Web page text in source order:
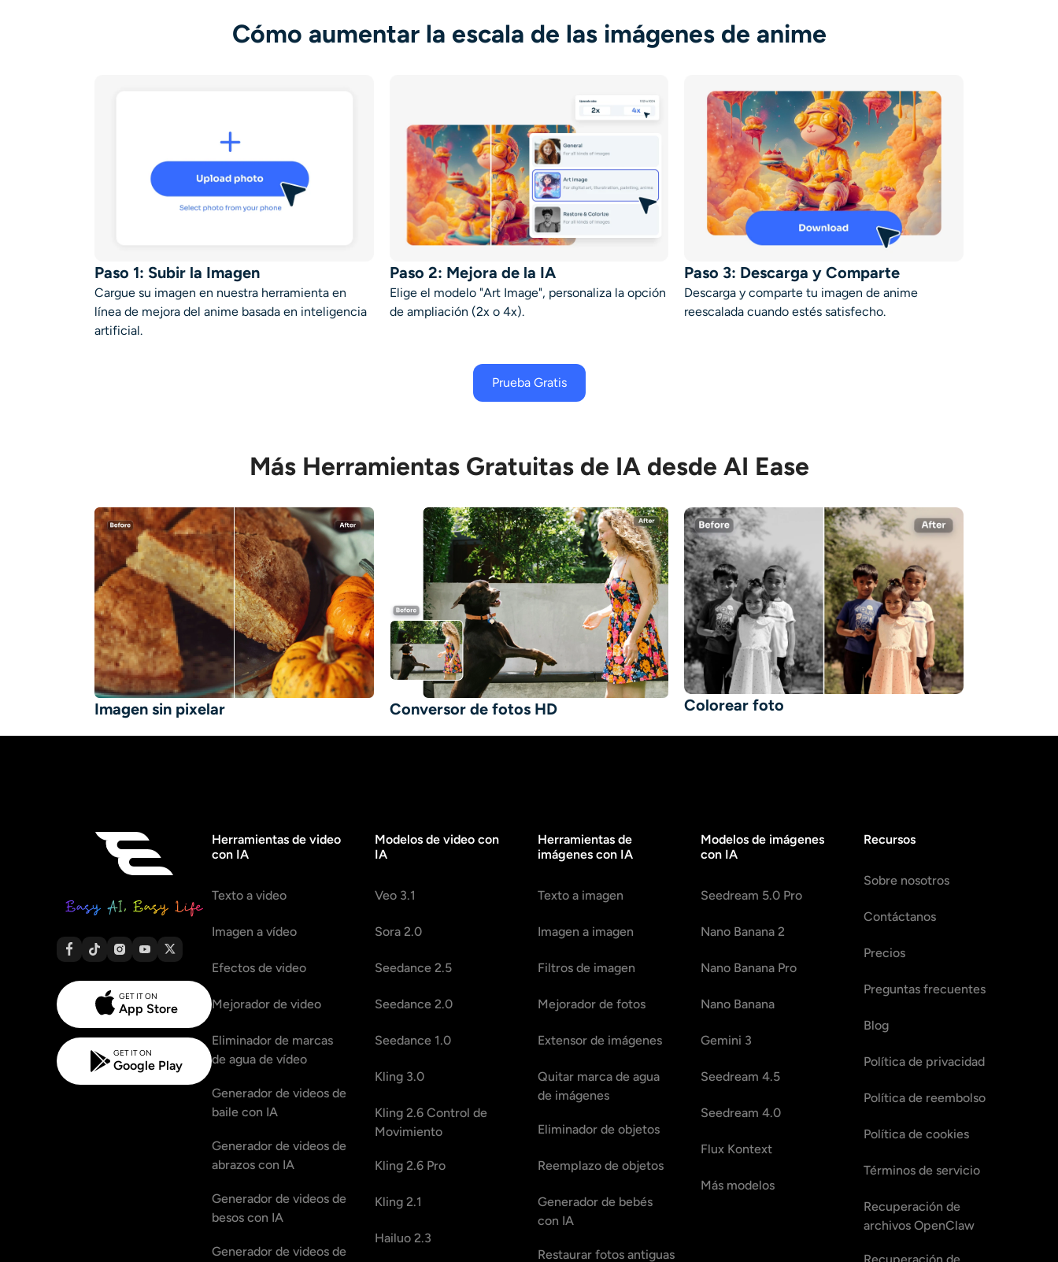
Cómo aumentar la escala de las imágenes de anime
Paso 1: Subir la Imagen
Cargue su imagen en nuestra herramienta en
línea de mejora del anime basada en inteligencia
artificial.
Paso 2: Mejora de la IA
Elige el modelo "Art Image", personaliza la opción
de ampliación (2x o 4x).
Paso 3: Descarga y Comparte
Descarga y comparte tu imagen de anime
reescalada cuando estés satisfecho.
Prueba Gratis
Más Herramientas Gratuitas de IA desde AI Ease
Imagen sin pixelar Conversor de fotos HD Colorear foto
GET IT ON
App Store
GET IT ON
Google Play
Herramientas de video
con IA
Texto a video
Imagen a vídeo
Efectos de video
Mejorador de video
Eliminador de marcas
de agua de vídeo
Generador de videos de
baile con IA
Generador de videos de
abrazos con IA
Generador de videos de
besos con IA
Generador de videos de
Modelos de video con
IA
Veo 3.1
Sora 2.0
Seedance 2.5
Seedance 2.0
Seedance 1.0
Kling 3.0
Kling 2.6 Control de
Movimiento
Kling 2.6 Pro
Kling 2.1
Hailuo 2.3
Herramientas de
imágenes con IA
Texto a imagen
Imagen a imagen
Filtros de imagen
Mejorador de fotos
Extensor de imágenes
Quitar marca de agua
de imágenes
Eliminador de objetos
Reemplazo de objetos
Generador de bebés
con IA
Restaurar fotos antiguas
Modelos de imágenes
con IA
Seedream 5.0 Pro
Nano Banana 2
Nano Banana Pro
Nano Banana
Gemini 3
Seedream 4.5
Seedream 4.0
Flux Kontext
Más modelos
Recursos
Sobre nosotros
Contáctanos
Precios
Preguntas frecuentes
Blog
Política de privacidad
Política de reembolso
Política de cookies
Términos de servicio
Recuperación de
archivos OpenClaw